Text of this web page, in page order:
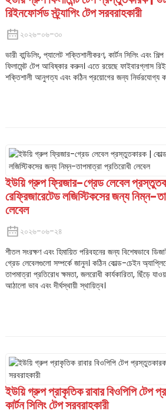
রিইনফোর্সড স্ট্র্যাপিং টেপ সরবরাহকারী
২০২৬-০৬-৩০
ভারী বান্ডিলিং, প্যালেট শক্তিশালীকরণ, কার্টন সিলিং এবং
ফিলামেন্ট টেপ আবিষ্কার করুন। এতে রয়েছে ফাইবারগ্লাস
শক্তিশালী আনুগত্য এবং কঠিন প্রয়োগের জন্য নির্ভরযোগ্য
ইউয়ি গ্রুপ ফ্রিজার-গ্রেড লেবেল
রেফ্রিজারেটেড লজিস্টিকসের জন্য নিম্ন-
লেবেল
২০২৬-০৬-২৪
শীতল সংরক্ষণ এবং হিমায়িত পরিবহনের জন্য বিশেষভাবে
গ্রেড লেবেলগুলো সম্পর্কে জানুন। কঠিন কোল্ড-চেইন
তাপমাত্রা প্রতিরোধ ক্ষমতা, জলরোধী কার্যকারিতা, ছিঁড়ে
আঠালো ভাব এবং দীর্ঘস্থায়ী স্থায়িত্ব।
ইউয়ি গ্রুপ প্রাকৃতিক রাবার বিওপিপি টেপ
কার্টন সিলিং টেপ সরবরাহকারী